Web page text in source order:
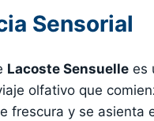
Sensorial
Lacoste Sensuelle es
olfativo que
frescura y se asienta